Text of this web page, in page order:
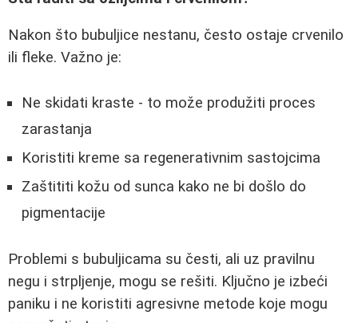
Nakon što bubuljice nestanu, često ostaje crvenilo
ili fleke. Važno je:
Ne skidati kraste - to može produžiti proces
zarastanja
Koristiti kreme sa regenerativnim sastojcima
Zaštititi kožu od sunca kako ne bi došlo do
pigmentacije
Problemi s bubuljicama su česti, ali uz pravilnu
negu i strpljenje, mogu se rešiti. Ključno je izbeći
paniku i ne koristiti agresivne metode koje mogu